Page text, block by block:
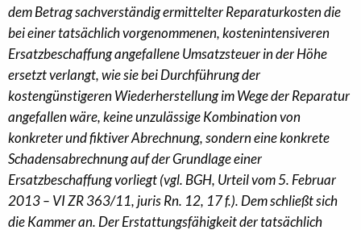
dem Betrag sachverständig ermittelter Reparaturkosten die
bei einer tatsächlich vorgenommenen, kostenintensiveren
Ersatzbeschaffung angefallene Umsatzsteuer in der Höhe
ersetzt verlangt, wie sie bei Durchführung der
kostengünstigeren Wiederherstellung im Wege der Reparatur
angefallen wäre, keine unzulässige Kombination von
konkreter und fiktiver Abrechnung, sondern eine konkrete
Schadensabrechnung auf der Grundlage einer
Ersatzbeschaffung vorliegt (vgl. BGH, Urteil vom 5. Februar
2013 – VI ZR 363/11, juris Rn. 12, 17 f.). Dem schließt sich
die Kammer an. Der Erstattungsfähigkeit der tatsächlich